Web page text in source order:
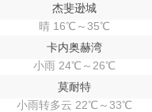
杰斐逊城
晴 16℃～35℃
卡内奥赫湾
小雨 24℃～26℃
莫耐特
小雨转多云 22℃～33℃